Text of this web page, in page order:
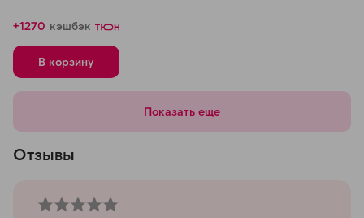
+1270 кэшбэк
В корзину
Показать еще
Отзывы